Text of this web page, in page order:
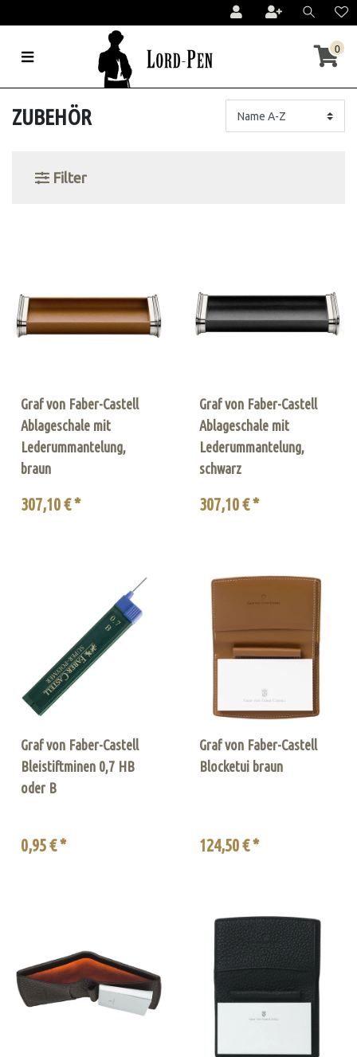
0
ZUBEHÖR
Filter
Graf von Faber-Castell
Ablageschale mit
Lederummantelung,
braun
307,10 € *
Graf von Faber-Castell
Ablageschale mit
Lederummantelung,
schwarz
307,10 € *
Graf von Faber-Castell
Bleistiftminen 0,7 HB
oder B
0,95 € *
Graf von Faber-Castell
Blocketui braun
124,50 € *